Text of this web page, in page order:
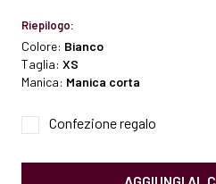
Riepilogo:
Colore: Bianco
Taglia: XS
Manica: Manica corta
Confezione regalo